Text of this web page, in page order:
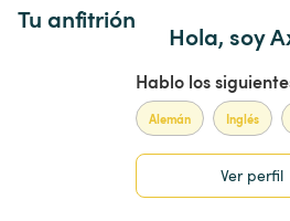
Tu anfitrión
Hola, soy
Hablo los
Alemán Inglés
Ver perfil